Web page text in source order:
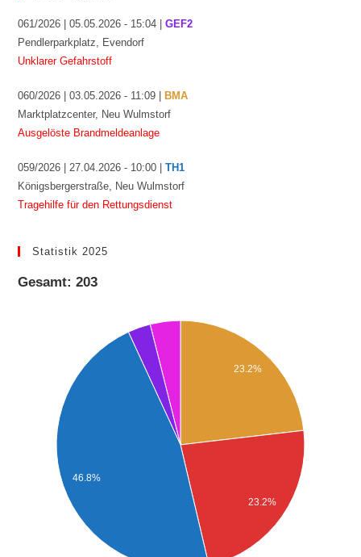
061/2026 | 05.05.2026 - 15:04 |GEF2
Pendlerparkplatz, Evendorf
Unklarer Gefahrstoff
060/2026 | 03.05.2026 - 11:09 |
BMA
Marktplatzcenter, Neu Wulmstorf
Ausgelöste Brandmeldeanlage
059/2026 | 27.04.2026 - 10:00 |TH1
Königsbergerstraße, Neu Wulmstorf
Tragehilfe für den Rettungsdienst
Statistik 2025
Gesamt: 203
23.2%
23.2%
46.8%